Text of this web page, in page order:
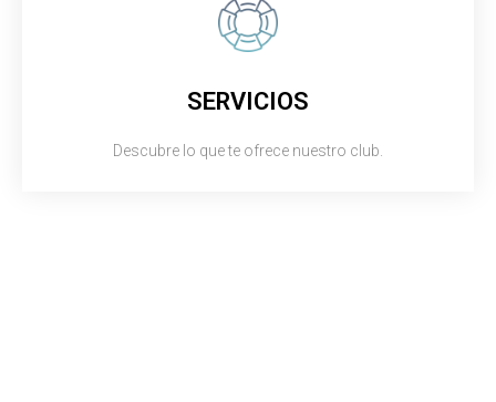
SERVICIOS
Descubre lo que te ofrece nuestro club.